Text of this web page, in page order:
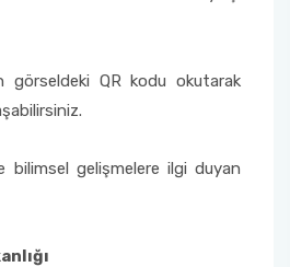
görseldeki QR kodu okutarak
bilimsel gelişmelere ilgi duyan
Bilimler Fakültesi